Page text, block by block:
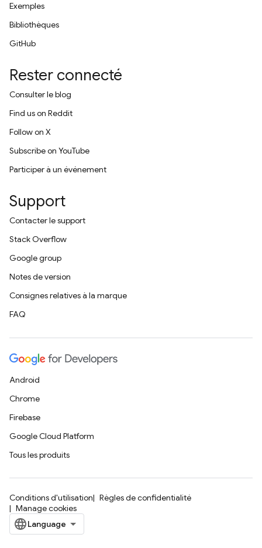
Exemples
Bibliothèques
GitHub
Rester connecté
Consulter le blog
Find us on Reddit
Follow on X
Subscribe on YouTube
Participer à un événement
Support
Contacter le support
Stack Overflow
Google group
Notes de version
Consignes relatives à la marque
FAQ
Android
Chrome
Firebase
Google Cloud Platform
Tous les produits
Conditions d'utilisation
Règles de confidentialité
Manage cookies